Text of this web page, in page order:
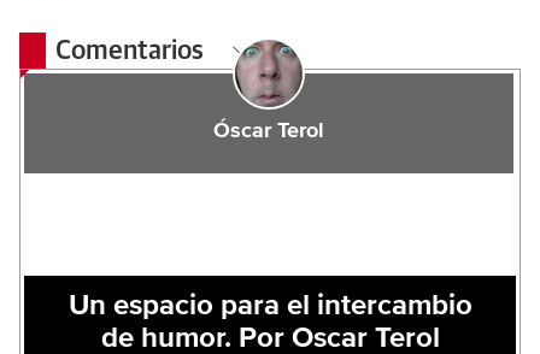
Comentarios
Óscar Terol
Un espacio para el intercambio
de humor. Por Oscar Terol